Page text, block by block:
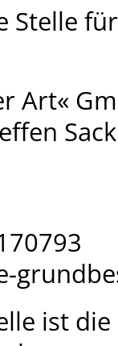
Stelle
Art«
Sack
ist